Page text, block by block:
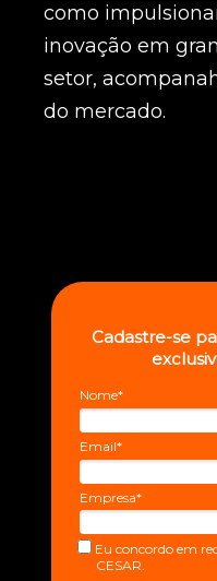
como
inovação em
setor,
do mercado.
Cadastre-se
Nome*
Email*
Empresa*
Eu concordo em
CESAR.